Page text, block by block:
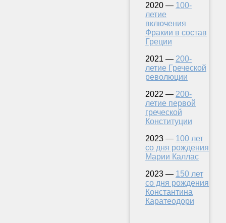
2020 — 100-
летие
включения
Фракии в состав
Греции
2021 — 200-
летие Греческой
революции
2022 — 200-
летие первой
греческой
Конституции
2023 — 100 лет
со дня рождения
Марии Каллас
2023 — 150 лет
со дня рождения
Константина
Каратеодори